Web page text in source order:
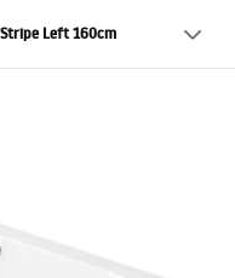
Left 160cm